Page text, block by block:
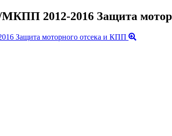
2012-2016 Защита